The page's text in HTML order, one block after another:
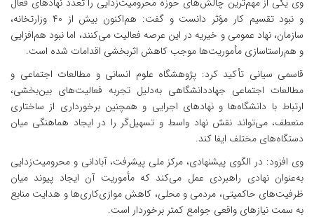
و نبود تقسیم کار مؤثر دانست و گفت: هم‌اکنون بیش از ۴۰ وزارتخانه،
سازمان، نهاد عمومی و خیریه در این عرصه فعالیت می‌کنند، اما نبود هم‌افزایی
و هم‌راستاسازی مأموریت‌ها موجب کاهش اثربخشی اقدامات شده است.
قاسمی سیانی تأکید کرد: پژوهشگاه علوم انسانی و مطالعات اجتماعی و
مطالعات اجتماعی جهاددانشگاهی به‌دلیل تجربه فعالیت‌های بین‌بخشی،
ارتباط با دانشگاه‌ها و نهادهای اجرایی و همچنین برخورداری از ساختاری
منعطف، می‌تواند نقش نهاد واسط و تسهیل‌گر را در ایجاد هماهنگی میان
دستگاه‌های مختلف ایفا کند.
وی افزود: در الگوی پیشنهادی، مرکز ملی پیشرفت، آبادانی و محرومیت‌زدایی
به‌عنوان نهادی راهبردی عمل می‌کند که مأموریت آن ایجاد پیوند میان
ظرفیت‌های حاکمیتی، مردمی و محلی، کاهش موازی‌کاری‌ها و هدایت منابع
به سمت نیازهای واقعی جوامع کمتر برخوردار است.